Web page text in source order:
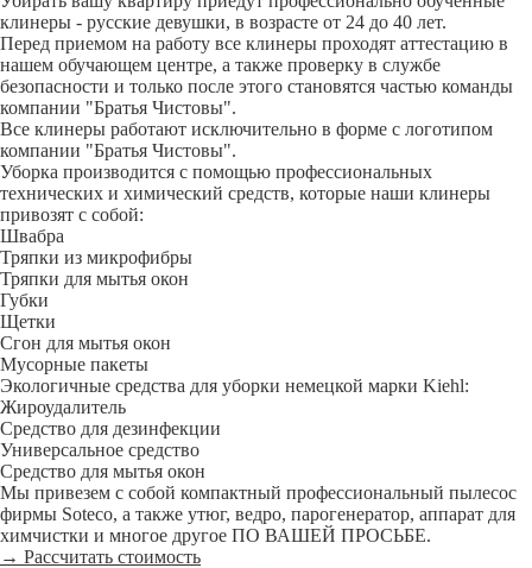
клинеры - русские девушки, в возрасте от 24 до 40 лет.
Перед приемом на работу все клинеры проходят аттестацию в
нашем обучающем центре, а также проверку в службе
безопасности и только после этого становятся частью команды
компании "Братья Чистовы".
Все клинеры работают исключительно в форме с логотипом
компании "Братья Чистовы".
Уборка производится с помощью профессиональных
технических и химический средств, которые наши клинеры
привозят с собой:
Швабра
Тряпки из микрофибры
Тряпки для мытья окон
Губки
Щетки
Сгон для мытья окон
Мусорные пакеты
Экологичные средства для уборки немецкой марки Kiehl:
Жироудалитель
Средство для дезинфекции
Универсальное средство
Средство для мытья окон
Мы привезем с собой компактный профессиональный пылесос
фирмы Soteco, а также утюг, ведро, парогенератор, аппарат для
химчистки и многое другое ПО ВАШЕЙ ПРОСЬБЕ.
→ Рассчитать стоимость